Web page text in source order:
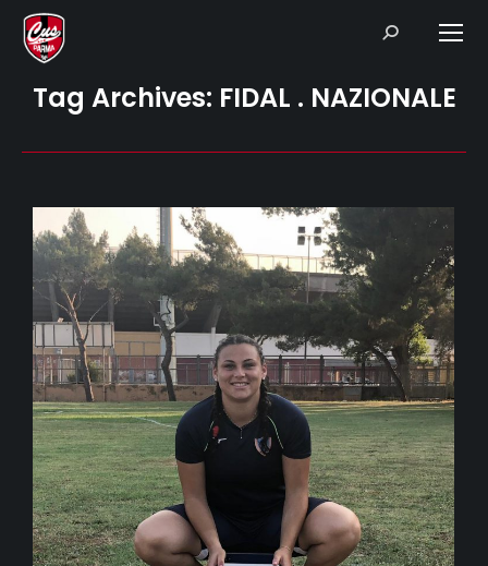
Search:
Tag Archives: FIDAL . NAZIONALE